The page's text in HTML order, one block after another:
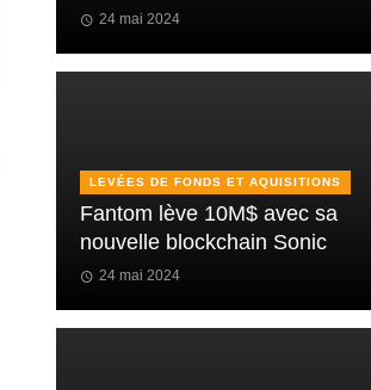
24 mai 2024
LEVÉES DE FONDS ET AQUISITIONS
Fantom lève 10M$ avec sa
nouvelle blockchain Sonic
24 mai 2024